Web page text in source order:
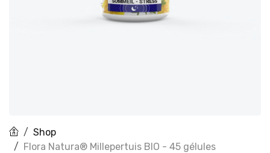
Shop
Flora Natura® Millepertuis BIO - 45 gélules